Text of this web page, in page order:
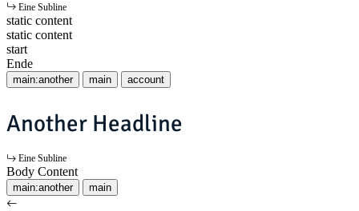
Eine Subline
static content
static content
start
Ende
main:another main account
Another Headline
Eine Subline
Body Content
main:another main